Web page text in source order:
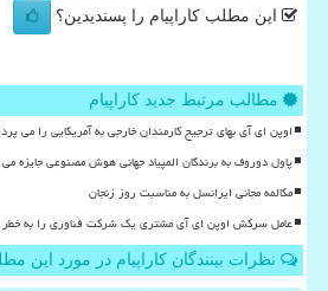
این مطلب کاراپیام را پسندیدین؟
مطالب مرتبط جدید کاراپیام
اوپن ای آی بهای ترجیح کارمندان خارجی به آمریکایی را می
پاول دوروف به برندگان المپیاد جهانی هوش مصنوعی جایزه
مکالمه مجانی ایرانسل به مناسبت روز زنجان
عامل سرکش اوپن ای آی مشتری یک شرکت فناوری را به خطر
نظرات بینندگان کاراپیام در مورد این